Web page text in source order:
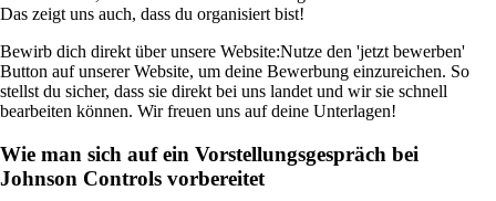
Das zeigt uns auch, dass du organisiert bist!
Bewirb dich direkt über unsere Website:Nutze den 'jetzt bewerben'
Button auf unserer Website, um deine Bewerbung einzureichen. So
stellst du sicher, dass sie direkt bei uns landet und wir sie schnell
bearbeiten können. Wir freuen uns auf deine Unterlagen!
Wie man sich auf ein Vorstellungsgespräch bei
Johnson Controls vorbereitet